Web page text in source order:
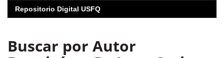
Repositorio Digital USFQ
Buscar por Autor